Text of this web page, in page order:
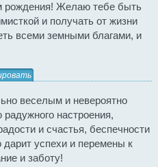
рождения! Желаю тебе быть
и получать от жизни
всеми земными благами, и
веселым и невероятно
настроения,
и счастья, беспечности
успехи и перемены к
и заботу!